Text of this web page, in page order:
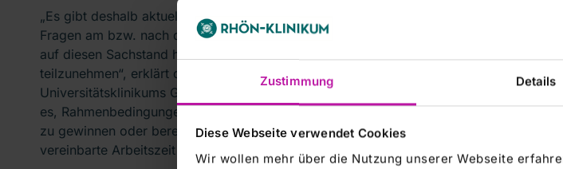
Zustimmung Details
Diese Webseite verwendet Cookies
Wir wollen mehr über die Nutzung unserer Webseite
„Es gibt deshalb aktuell überhaupt keinen Anlass für Warnstreikaktionen. Stattdessen
Fragen am bzw. nach dem 9. März konstruktiv am Verhandlungstisch erörtert und
auf diesen Sachstand haben wir unsere Mitarbeiterinnen und Mitarbeiter gebeten, nicht
teilzunehmen“, erklärt der Verhandlungsführer der Arbeitgeber und Vorsitzende der
Universitätsklinikums Gießen und Marburg (UKGM), Dr. Gunther K. Weiß. „Wichtigstes
es, Rahmenbedingungen am UKGM zu schaffen, die uns helfen, zusätzliche
zu gewinnen oder bereits bei uns tätige Kolleginnen und Kollegen dazu zu bewegen,
vereinbarte Arbeitszeit zu erhöhen. Dadurch können wir eine echte Entlastung